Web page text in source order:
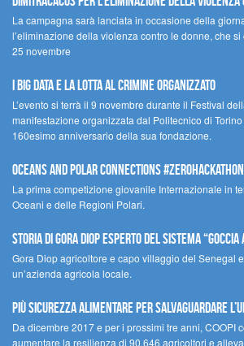
La campagna sarà lanciata in occasione della
l’eliminazione della violenza contro le donne, che
25 novembre
I Big Data e la lotta al crimine organizzato
L’evento si terrà il 9 novembre durante il Festival
manifestazione organizzata dal Politecnico di
160esimo anniversario della sua fondazione.
Oceans and Polar Connections
La prima competizione giovanile Internazionale in
Oceani e delle Regioni Polari.
STORIA DI GORA DIOP ESPERTO DEL SISTEMA “GOCCIA
Gora Diop agricoltore e capo villaggio del Senegal
un’azienda agricola locale.
Più sicurezza alimentare per salvaguardare
Da dicembre 2017 e per i prossimi tre anni, COOPI
aumentare la resilienza di 90.646 agricoltori e